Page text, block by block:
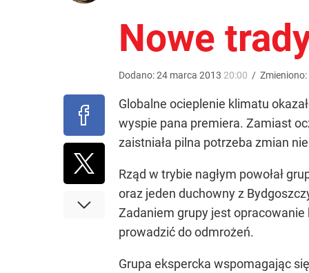
Nowe
Dodano:24 marca 2013 20:00 / Zmieniono:
Globalne ocieplenie klimatu
wyspie pana premiera. Zamiast
zaistniała pilna potrzeba zmian
Rząd w trybie nagłym powołał
oraz jeden duchowny z
Zadaniem grupy jest
prowadzić do odmrożeń.
Grupa ekspercka wspomagając